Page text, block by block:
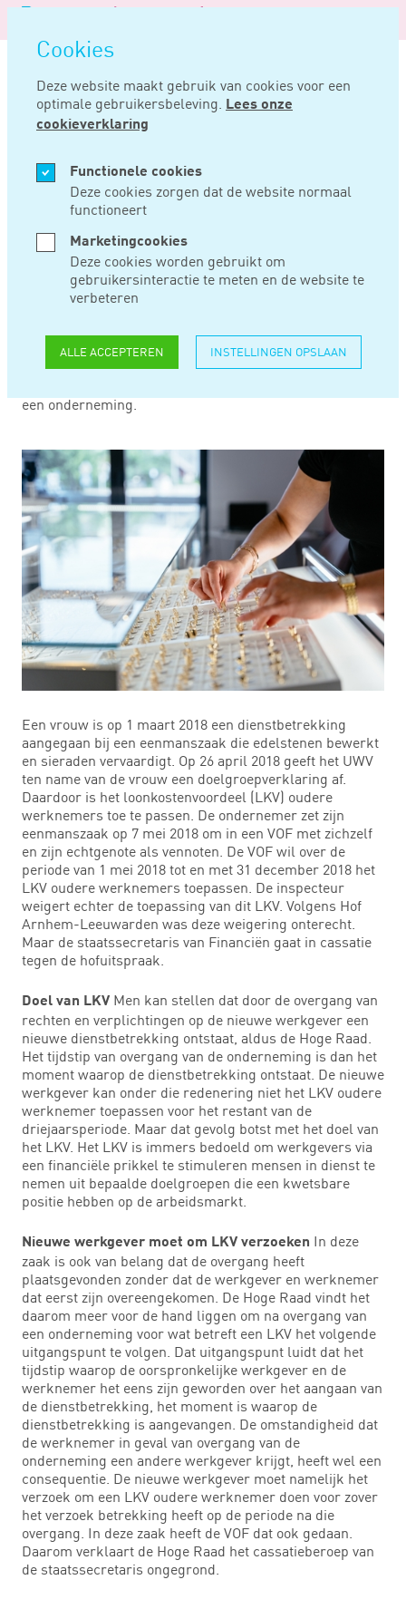
overslaan
Cookies
Deze website maakt gebruik van cookies voor een
optimale gebruikersbeleving. Lees onze
cookieverklaring
Functionele cookies
Deze cookies zorgen dat de website normaal
functioneert
Marketingcookies
Deze cookies worden gebruikt om
gebruikersinteractie te meten en de website te
verbeteren
ALLE ACCEPTEREN INSTELLINGEN OPSLAAN
Logo
Noord
Negentig
Home Nieuws Lkv ook na bedrijfsovergang toe te passen
MEI 29, 2024
LKV OOK NA
BEDRIJFSOVERGANG
TOE TE PASSEN
De Hoge Raad bevestigt dat het loonkostenvoordeel
een onderneming.
Een vrouw is op 1 maart 2018 een dienstbetrekking
aangegaan bij een eenmanszaak die edelstenen bewerkt
en sieraden vervaardigt. Op 26 april 2018 geeft het UWV
ten name van de vrouw een doelgroepverklaring af.
Daardoor is het loonkostenvoordeel (LKV) oudere
werknemers toe te passen. De ondernemer zet zijn
eenmanszaak op 7 mei 2018 om in een VOF met zichzelf
en zijn echtgenote als vennoten. De VOF wil over de
periode van 1 mei 2018 tot en met 31 december 2018 het
LKV oudere werknemers toepassen. De inspecteur
weigert echter de toepassing van dit LKV. Volgens Hof
Arnhem-Leeuwarden was deze weigering onterecht.
Maar de staatssecretaris van Financiën gaat in cassatie
tegen de hofuitspraak.
Doel van LKV Men kan stellen dat door de overgang van
rechten en verplichtingen op de nieuwe werkgever een
nieuwe dienstbetrekking ontstaat, aldus de Hoge Raad.
Het tijdstip van overgang van de onderneming is dan het
moment waarop de dienstbetrekking ontstaat. De nieuwe
werkgever kan onder die redenering niet het LKV oudere
werknemer toepassen voor het restant van de
driejaarsperiode. Maar dat gevolg botst met het doel van
het LKV. Het LKV is immers bedoeld om werkgevers via
een financiële prikkel te stimuleren mensen in dienst te
nemen uit bepaalde doelgroepen die een kwetsbare
positie hebben op de arbeidsmarkt.
Nieuwe werkgever moet om LKV verzoeken In deze
zaak is ook van belang dat de overgang heeft
plaatsgevonden zonder dat de werkgever en werknemer
dat eerst zijn overeengekomen. De Hoge Raad vindt het
daarom meer voor de hand liggen om na overgang van
een onderneming voor wat betreft een LKV het volgende
uitgangspunt te volgen. Dat uitgangspunt luidt dat het
tijdstip waarop de oorspronkelijke werkgever en de
werknemer het eens zijn geworden over het aangaan van
de dienstbetrekking, het moment is waarop de
dienstbetrekking is aangevangen. De omstandigheid dat
de werknemer in geval van overgang van de
onderneming een andere werkgever krijgt, heeft wel een
consequentie. De nieuwe werkgever moet namelijk het
verzoek om een LKV oudere werknemer doen voor zover
het verzoek betrekking heeft op de periode na die
overgang. In deze zaak heeft de VOF dat ook gedaan.
Daarom verklaart de Hoge Raad het cassatieberoep van
de staatssecretaris ongegrond.